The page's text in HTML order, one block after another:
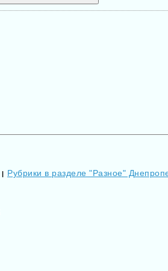
| Рубрики в разделе "Разное"